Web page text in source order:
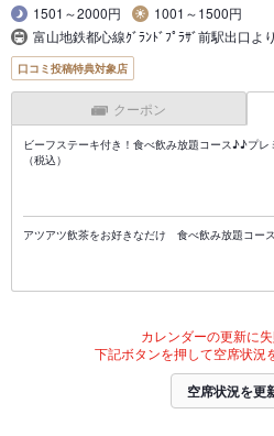
1501～2000円
1001～1500円
富山地鉄都心線ｸﾞﾗﾝﾄﾞﾌﾟﾗｻﾞ前駅出口よ
口コミ投稿特典対象店
クーポン
ビーフステーキ付き！食べ飲み放題コース♪♪プ
（税込）
アツアツ飲茶をお好きなだけ 食べ飲み放題コー
カレンダーの更新に失
下記ボタンを押して空席状況
空席状況を更